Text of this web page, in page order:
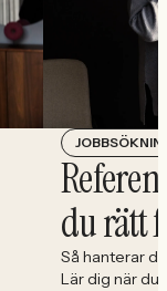
du rätt
Så hanterar
Lär dig när du